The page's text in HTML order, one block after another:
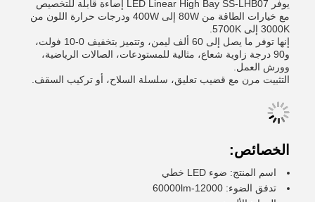
يوفر LED Linear High Bay SS-LHB07 إضاءة قابلة للتخصيص
مع خيارات الطاقة من 80W إلى 400W ودرجات حرارة اللون من
3000K إلى 5700K.
إنها توفر ما يصل إلى 60 ألف ليمن، وتتميز بتخفيف 0-10 فولت،
و90 درجة زاوية شعاع، مثالية للمستودعات، الصالات الرياضية،
وورش العمل.
التثبيت مرن مع قضيب تعليق، سلسلة السلاح، أو تركيب السقف.
الخصائص:
اسم المنتج: ضوء LED خطي
تدفق الضوء: 12000-60000lm